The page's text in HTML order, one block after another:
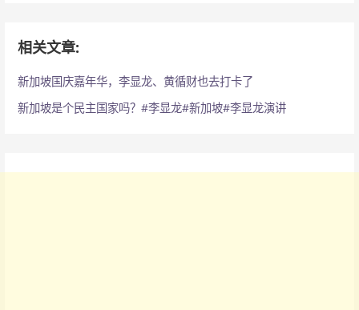
相关文章:
新加坡国庆嘉年华，李显龙、黄循财也去打卡了
新加坡是个民主国家吗？#李显龙#新加坡#李显龙演讲